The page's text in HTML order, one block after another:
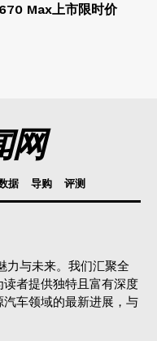
Max上市限时价
网
据 导购 评测
力与未来。我们汇聚全
者提供独特且富有深度
车领域的最新进展，与